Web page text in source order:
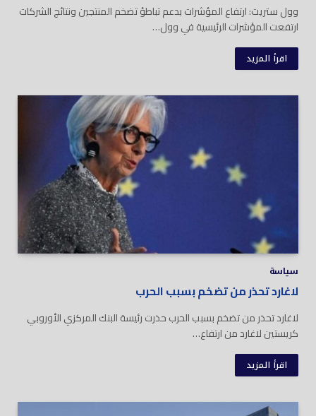
وول ستريت: ارتفاع المؤشرات بدعم تباطؤ تضخم المنتجين ونتائج الشركات
ارتفعت المؤشرات الرئيسية في وول…
اقرأ المزيد
سياسة
لاغارد تحذر من تضخم بسبب الحرب
لاغارد تحذر من تضخم بسبب الحرب حذرت رئيسة البنك المركزي الأوروبي
كريستين لاغارد من ارتفاع…
اقرأ المزيد